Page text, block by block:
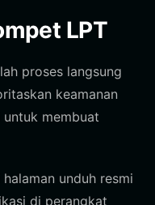
LPT
proses langsung
keamanan
membuat
halaman unduh resmi
di perangkat